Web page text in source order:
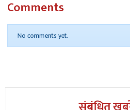
Comments
No comments yet.